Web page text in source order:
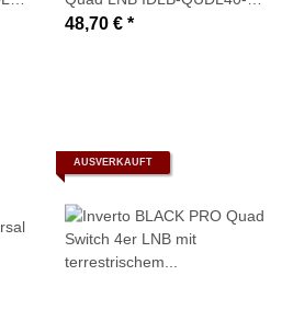
OOECO-OPP (ULN+ 0,1dB)
48,70 € *
AUSVERKAUFT